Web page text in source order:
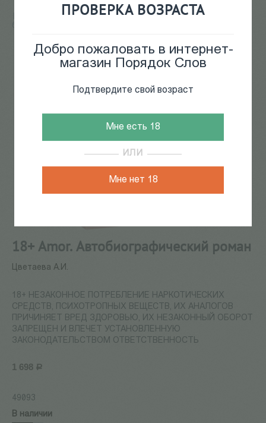
ПРОВЕРКА ВОЗРАСТА
Добро пожаловать в интернет-
магазин Порядок Слов
Подтвердите свой возраст
Мне есть 18
ИЛИ
Мне нет 18
КАТАЛОГ КНИГ / музыка / Популярные авто/
18+ Amor. Автобиографический роман
Цветаева А.И.
18+ НЕЗАКОННОЕ ПОТРЕБЛЕНИЕ НАРКОТИЧЕСКИХ
СРЕДСТВ, ПСИХОТРОПНЫХ ВЕЩЕСТВ, ИХ АНАЛОГОВ
ПРИЧИНЯЕТ ВРЕД ЗДОРОВЬЮ, ИХ НЕЗАКОННЫЙ ОБОРОТ
ЗАПРЕЩЕН И ВЛЕЧЕТ УСТАНОВЛЕННУЮ
ЗАКОНОДАТЕЛЬСТВОМ ОТВЕТСТВЕННОСТЬ
1 698 Р
49093
В наличии